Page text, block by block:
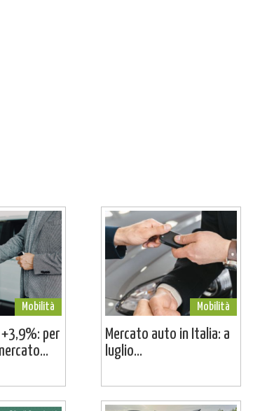
Mobilità
+3,9%: per
Mobilità
Mercato auto in Italia: a
luglio...